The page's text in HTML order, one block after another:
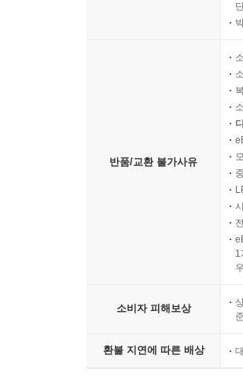
반품/교환 불가사유
1
소비자 피해보상
환불 지연에 따른 배상